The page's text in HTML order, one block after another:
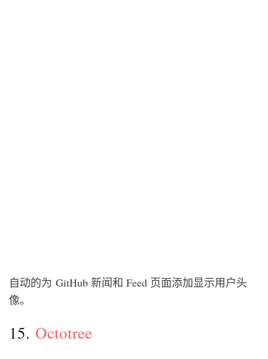
自动的为 GitHub 新闻和 Feed 页面添加显示用户头
像。
15. Octotree